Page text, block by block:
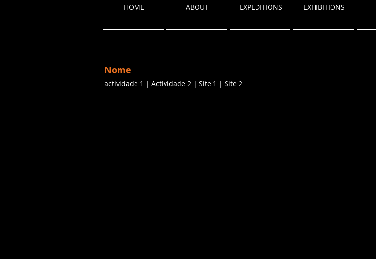
HOME ABOUT EXPEDITIONS EXHIBITIONS
Nome
actividade 1 | Actividade 2 | Site 1 | Site 2